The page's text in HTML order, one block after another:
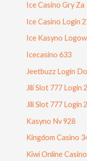
Ice Casino Gry Za
Ice Casino Login
Ice Kasyno
Icecasino 633
Jeetbuzz Login
Jili Slot 777 Login
Jili Slot 777 Login
Kasyno Nv 928
Kingdom Casino
Kiwi Online